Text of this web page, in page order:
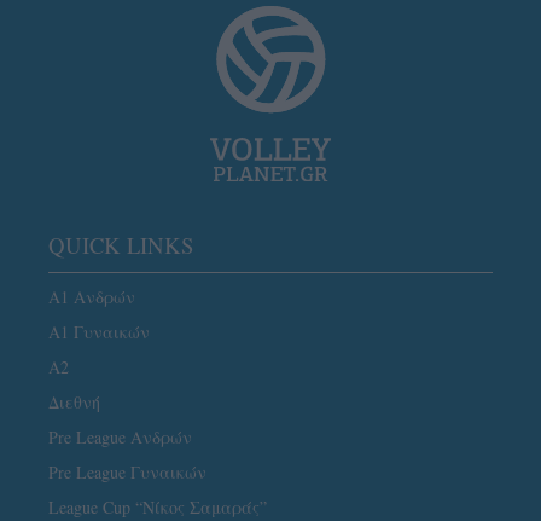
QUICK LINKS
Α1 Ανδρών
Α1 Γυναικών
A2
Διεθνή
Pre League Ανδρών
Pre League Γυναικών
League Cup “Νίκος Σαμαράς”